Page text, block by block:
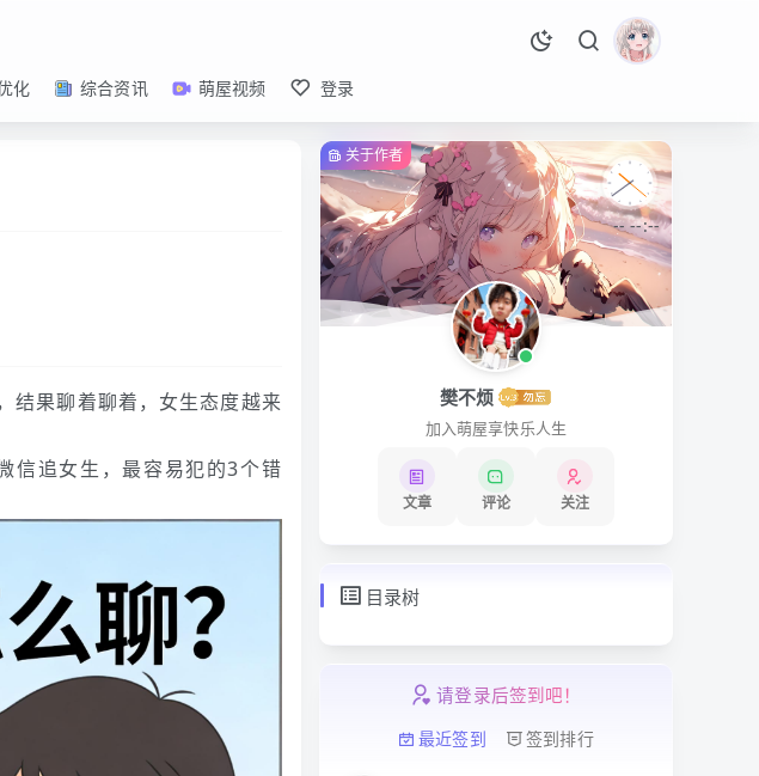
化 综合资讯 萌屋视频 登录
结果聊着聊着，女生态度越来
信追女生，最容易犯的3个错
关于作者
-- --:--
樊不烦
加入萌屋享快乐人生
文章 评论 关注
目录树
请登录后签到吧！
最近签到 签到排行